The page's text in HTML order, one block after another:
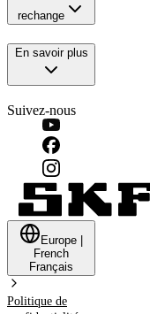
rechange
En savoir plus
Suivez-nous
Europe
French
Français
Politique de